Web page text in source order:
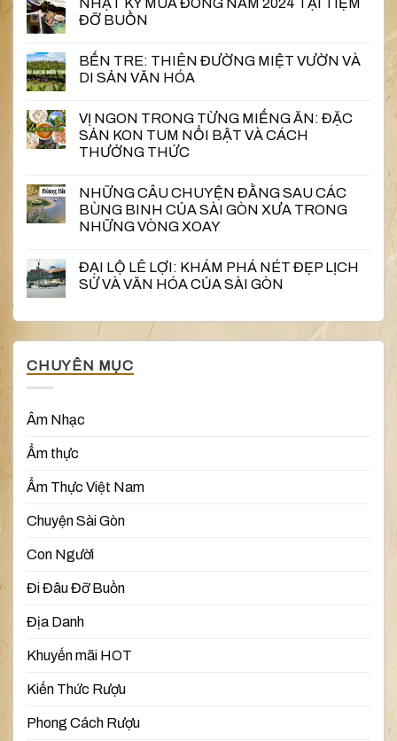
NHẬT KÝ MÙA ĐÔNG NĂM 2024 TẠI TIỆM
ĐỠ BUỒN
BẾN TRE: THIÊN ĐƯỜNG MIỆT VƯỜN VÀ
DI SẢN VĂN HÓA
VỊ NGON TRONG TỪNG MIẾNG ĂN: ĐẶC
SẢN KON TUM NỔI BẬT VÀ CÁCH
THƯỞNG THỨC
NHỮNG CÂU CHUYỆN ĐẰNG SAU CÁC
BÙNG BINH CỦA SÀI GÒN XƯA TRONG
NHỮNG VÒNG XOAY
ĐẠI LỘ LÊ LỢI: KHÁM PHÁ NÉT ĐẸP LỊCH
SỬ VÀ VĂN HÓA CỦA SÀI GÒN
CHUYÊN MỤC
Âm Nhạc
Ẩm thực
Ẩm Thực Việt Nam
Chuyện Sài Gòn
Con Người
Đi Đâu Đỡ Buồn
Địa Danh
Khuyến mãi HOT
Kiến Thức Rượu
Phong Cách Rượu